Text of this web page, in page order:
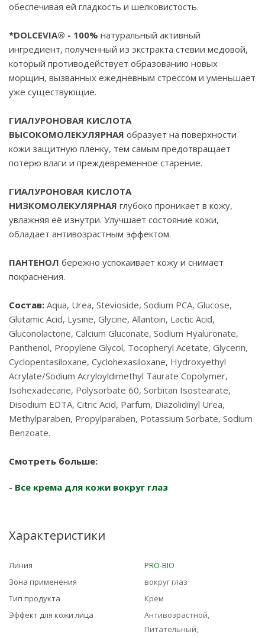
обеспечивая ей гладкость и шелковистость.
*DOLCEVIA® - 100% натуральный активный
ингредиент, полученный из экстракта стевии медовой,
который противодействует образованию новых
морщин, вызванных ежедневным стрессом и уменьшает
уже существующие.
ГИАЛУРОНОВАЯ КИСЛОТА
ВЫСОКОМОЛЕКУЛЯРНАЯ образует на поверхности
кожи защитную пленку, тем самым предотвращает
потерю влаги и преждевременное старение.
ГИАЛУРОНОВАЯ КИСЛОТА
НИЗКОМОЛЕКУЛЯРНАЯ глубоко проникает в кожу,
увлажняя её изнутри. Улучшает состояние кожи,
обладает антивозрастным эффектом.
ПАНТЕНОЛ бережно успокаивает кожу и снимает
покраснения.
Состав: Aqua, Urea, Stevioside, Sodium PCA, Glucose,
Glutamic Acid, Lysine, Glycine, Allantoin, Lactic Acid,
Gluconolactone, Calcium Gluconate, Sodium Hyaluronate,
Panthenol, Propylene Glycol, Tocopheryl Acetate, Glycerin,
Cyclopentasiloxane, Cyclohexasiloxane, Hydroxyethyl
Acrylate/Sodium Acryloyldimethyl Taurate Copolymer,
Isohexadecane, Polysorbate 60, Sorbitan Isostearate,
Disodium EDTA, Citric Acid, Parfum, Diazolidinyl Urea,
Methylparaben, Propylparaben, Potassium Sorbate, Sodium
Benzoate.
Смотреть больше:
- Все крема для кожи вокруг глаз
Характеристики
Линия
PRO-BIO
Зона применения
вокруг глаз
Тип продукта
Крем
Эффект для кожи лица
Антивозрастной,
Питательный,